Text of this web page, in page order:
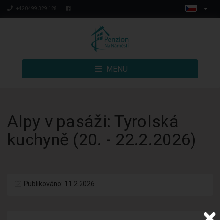
+420 499 329 128
MENU
Alpy v pasáži: Tyrolská
kuchyně (20. - 22.2.2026)
Publikováno: 11.2.2026